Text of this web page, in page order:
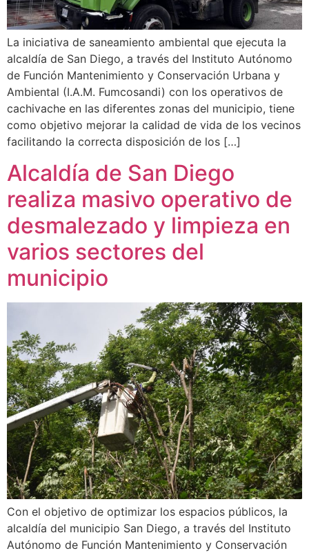
La iniciativa de saneamiento ambiental que ejecuta la
alcaldía de San Diego, a través del Instituto Autónomo
de Función Mantenimiento y Conservación Urbana y
Ambiental (I.A.M. Fumcosandi) con los operativos de
cachivache en las diferentes zonas del municipio, tiene
como objetivo mejorar la calidad de vida de los vecinos
facilitando la correcta disposición de los […]
Alcaldía de San Diego
realiza masivo operativo de
desmalezado y limpieza en
varios sectores del
municipio
Con el objetivo de optimizar los espacios públicos, la
alcaldía del municipio San Diego, a través del Instituto
Autónomo de Función Mantenimiento y Conservación